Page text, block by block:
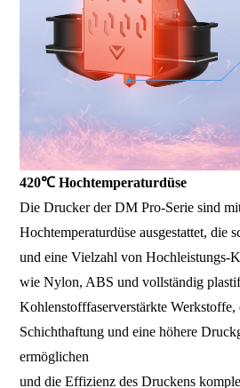
420℃ Hochtemperaturdüse
Die Drucker der DM Pro-Serie sind
Hochtemperaturdüse ausgestattet, die
und eine Vielzahl von Hochleistungs-
wie Nylon, ABS und vollständig
Kohlenstofffaserverstärkte Werkstoffe,
Schichthaftung und eine höhere
ermöglichen
und die Effizienz des Druckens